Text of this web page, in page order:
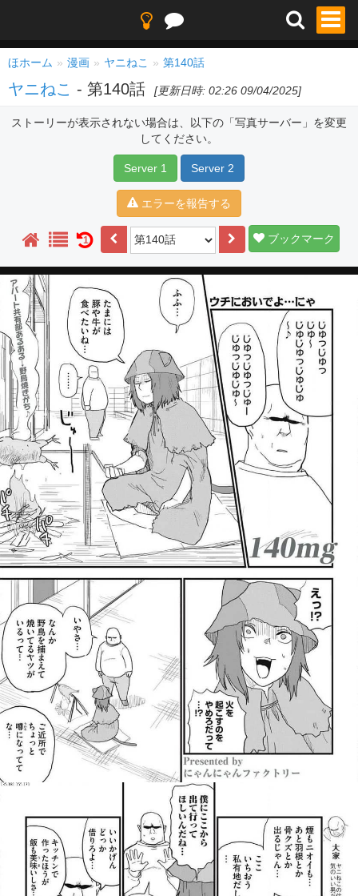
ほホーム 漫画 ヤニねこ 第140話
ヤニねこ - 第140話 [更新日時: 02:26 09/04/2025]
ストーリーが表示されない場合は、以下の「写真サーバー」を変更
してください。
Server 1 Server 2
エラーを報告する
1 ブックマーク